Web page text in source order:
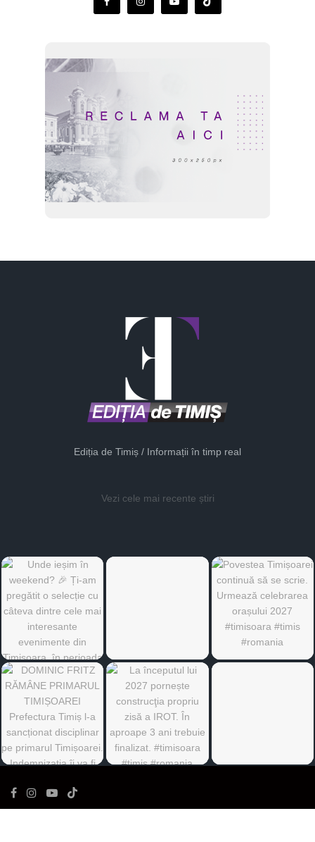
Ediția de Timiș / Informații în timp real
Vezi cele mai recente știri